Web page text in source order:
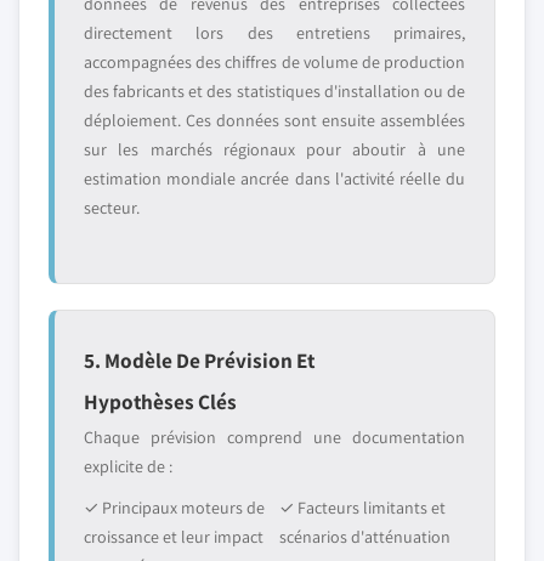
directement lors des entretiens primaires,
accompagnées des chiffres de volume de production
des fabricants et des statistiques d'installation ou de
déploiement. Ces données sont ensuite assemblées
sur les marchés régionaux pour aboutir à une
estimation mondiale ancrée dans l'activité réelle du
secteur.
5. Modèle De Prévision Et
Hypothèses Clés
Chaque prévision comprend une documentation
explicite de :
✓ Principaux moteurs de
croissance et leur impact
✓ Facteurs limitants et
scénarios d'atténuation